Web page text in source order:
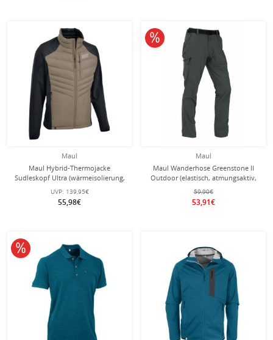
Maul
Maul Hybrid-Thermojacke
Sudleskopf Ultra (wärmeisolierung,
atmungsaktiv) beige/schwarz Herren
UVP: 139,95€
55,98€
Maul
Maul Wanderhose Greenstone II
Outdoor (elastisch, atmungsaktiv,
strapazierfähig) lang dunkelgrün
Herren
59,90€
53,91€
10% reduziert
10% reduziert